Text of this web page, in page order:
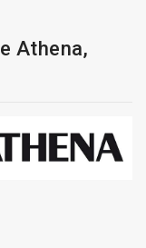
Athena,